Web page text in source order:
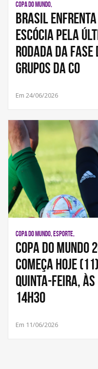
COPA DO MUNDO,
Brasil enfrenta
Escócia pela
rodada da fase
grupos da Co
Em 24/06/2026
COPA DO MUNDO, ESPORTE,
Copa do Mundo
começa hoje
quinta-feira, às
14h30
Em 11/06/2026